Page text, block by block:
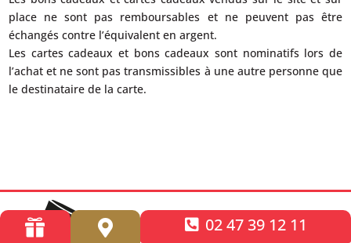
place ne sont pas remboursables et ne peuvent pas être
échangés contre l’équivalent en argent.
Les cartes cadeaux et bons cadeaux sont nominatifs lors de
l’achat et ne sont pas transmissibles à une autre personne que
le destinataire de la carte.
  02 47 39 12 11